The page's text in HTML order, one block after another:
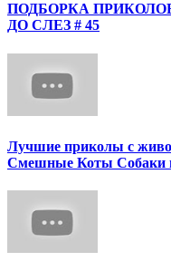
ПОДБОРКА
ДО СЛЕЗ # 45
Лучшие приколы с
Смешные Коты Собаки